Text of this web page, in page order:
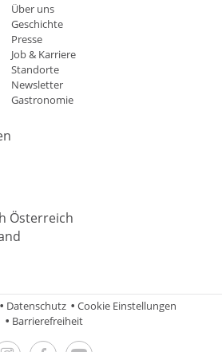
Über uns
Geschichte
Presse
Job & Karriere
Standorte
Newsletter
Gastronomie
Österreich
Datenschutz
Cookie Einstellungen
Barrierefreiheit